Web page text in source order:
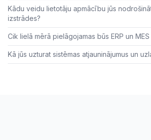
Kādu veidu lietotāju apmācību jūs
izstrādes?
Cik lielā mērā pielāgojamas būs ERP un
Kā jūs uzturat sistēmas atjauninājumus un